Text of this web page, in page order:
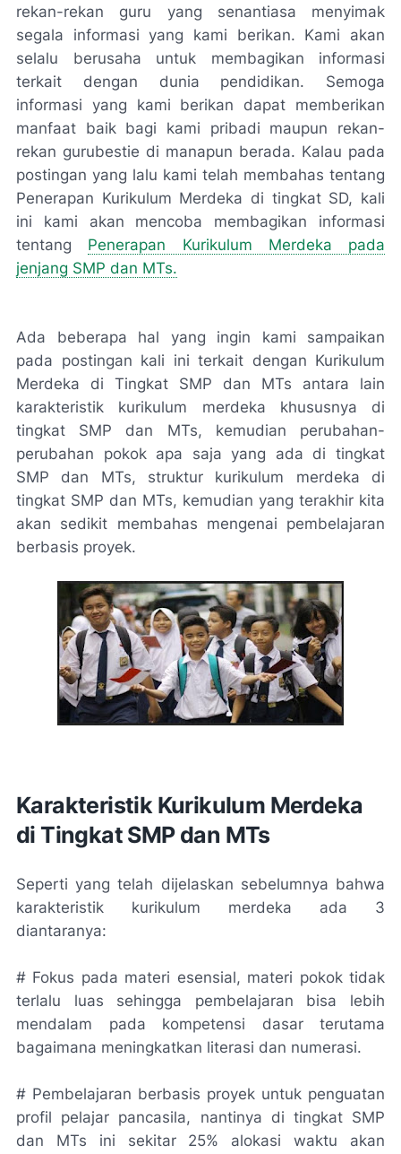
rekan-rekan guru yang senantiasa menyimak
segala informasi yang kami berikan. Kami akan
selalu berusaha untuk membagikan informasi
terkait dengan dunia pendidikan. Semoga
informasi yang kami berikan dapat memberikan
manfaat baik bagi kami pribadi maupun rekan-
rekan gurubestie di manapun berada. Kalau pada
postingan yang lalu kami telah membahas tentang
Penerapan Kurikulum Merdeka di tingkat SD, kali
ini kami akan mencoba membagikan informasi
tentang Penerapan Kurikulum Merdeka pada
jenjang SMP dan MTs.
Ada beberapa hal yang ingin kami sampaikan
pada postingan kali ini terkait dengan Kurikulum
Merdeka di Tingkat SMP dan MTs antara lain
karakteristik kurikulum merdeka khususnya di
tingkat SMP dan MTs, kemudian perubahan-
perubahan pokok apa saja yang ada di tingkat
SMP dan MTs, struktur kurikulum merdeka di
tingkat SMP dan MTs, kemudian yang terakhir kita
akan sedikit membahas mengenai pembelajaran
berbasis proyek.
Karakteristik Kurikulum Merdeka
di Tingkat SMP dan MTs
Seperti yang telah dijelaskan sebelumnya bahwa
karakteristik kurikulum merdeka ada 3
diantaranya:
# Fokus pada materi esensial, materi pokok tidak
terlalu luas sehingga pembelajaran bisa lebih
mendalam pada kompetensi dasar terutama
bagaimana meningkatkan literasi dan numerasi.
# Pembelajaran berbasis proyek untuk penguatan
profil pelajar pancasila, nantinya di tingkat SMP
dan MTs ini sekitar 25% alokasi waktu akan